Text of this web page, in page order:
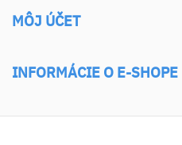
MÔJ ÚČET
INFORMÁCIE O E-SHOPE